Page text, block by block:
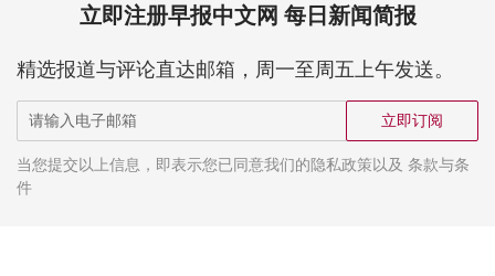
立即注册早报中文网 每日新闻简报
精选报道与评论直达邮箱，周一至周五上午发送。
立即订阅
当您提交以上信息，即表示您已同意我们的隐私政策以及 条款与条
件